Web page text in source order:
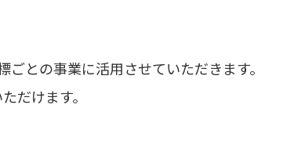
との事業に活用させていただきます。
だけます。